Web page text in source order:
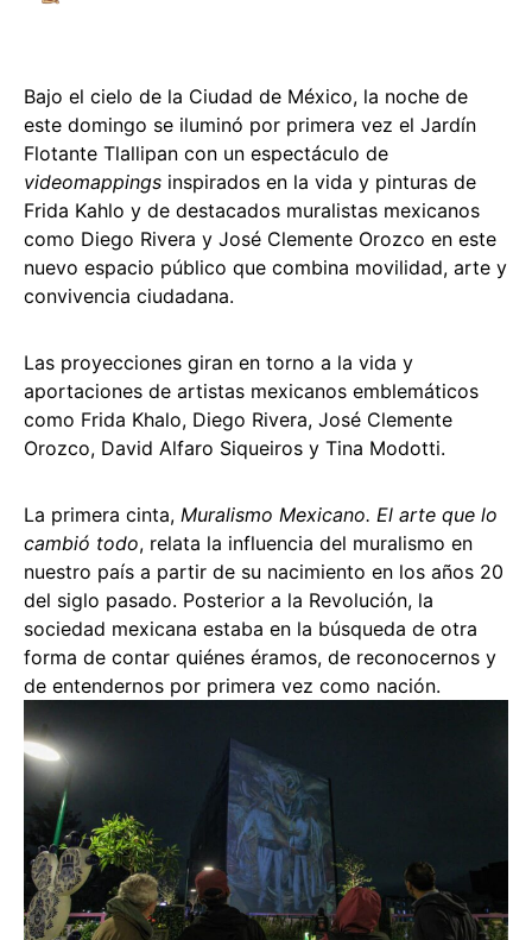
Bajo el cielo de la Ciudad de México, la noche de
este domingo se iluminó por primera vez el Jardín
Flotante Tlallipan con un espectáculo de
videomappings inspirados en la vida y pinturas de
Frida Kahlo y de destacados muralistas mexicanos
como Diego Rivera y José Clemente Orozco en este
nuevo espacio público que combina movilidad, arte y
convivencia ciudadana.
Las proyecciones giran en torno a la vida y
aportaciones de artistas mexicanos emblemáticos
como Frida Khalo, Diego Rivera, José Clemente
Orozco, David Alfaro Siqueiros y Tina Modotti.
La primera cinta, Muralismo Mexicano. El arte que lo
cambió todo, relata la influencia del muralismo en
nuestro país a partir de su nacimiento en los años 20
del siglo pasado. Posterior a la Revolución, la
sociedad mexicana estaba en la búsqueda de otra
forma de contar quiénes éramos, de reconocernos y
de entendernos por primera vez como nación.